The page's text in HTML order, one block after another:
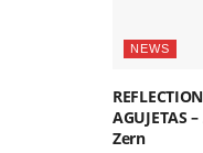
NEWS
AGUJETAS
Zern